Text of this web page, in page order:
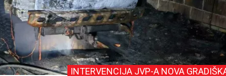
INTERVENCIJA JVP-A NOVA